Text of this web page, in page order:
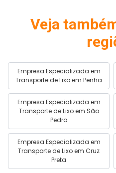
Veja
Empresa Especializada em
Transporte de Lixo em Penha
Empresa Especializada em
Transporte de Lixo em São
Pedro
Empresa Especializada em
Transporte de Lixo em Cruz
Preta